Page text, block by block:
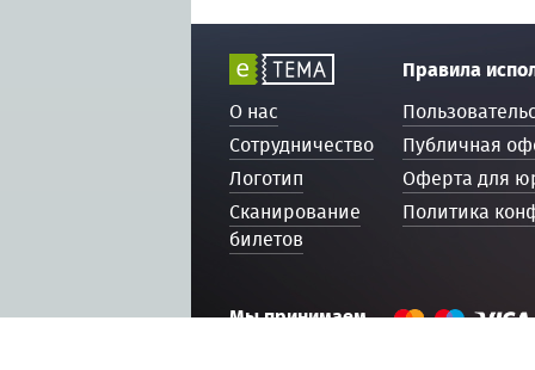
О нас
Сотрудничество
Логотип
Сканирование
билетов
Правила
Публичная
Оферта для
Политика
Мы принимаем